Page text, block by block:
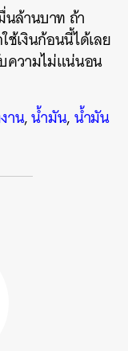
ล้านบาท ถ้า
ช้เงินก้อนนี้ได้เลย
ความไม่แน่นอน
าน,น้ำมัน,น้ำมัน